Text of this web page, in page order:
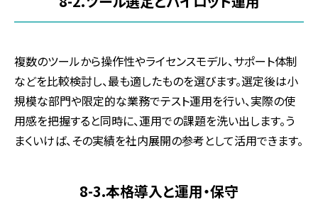
複数のツールから操作性やライセンスモデル、サポート体制
などを比較検討し、最も適したものを選びます。選定後は小
規模な部門や限定的な業務でテスト運用を行い、実際の使
用感を把握すると同時に、運用での課題を洗い出します。う
まくいけば、その実績を社内展開の参考として活用できます。
8-3.本格導入と運用・保守